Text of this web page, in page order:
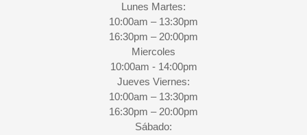
Lunes Martes:
10:00am – 13:30pm
16:30pm – 20:00pm
Miercoles
10:00am - 14:00pm
Jueves Viernes:
10:00am – 13:30pm
16:30pm – 20:00pm
Sábado: